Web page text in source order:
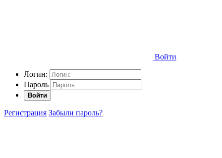
Войти
Логин:
Пароль
Войти
Регистрация Забыли пароль?